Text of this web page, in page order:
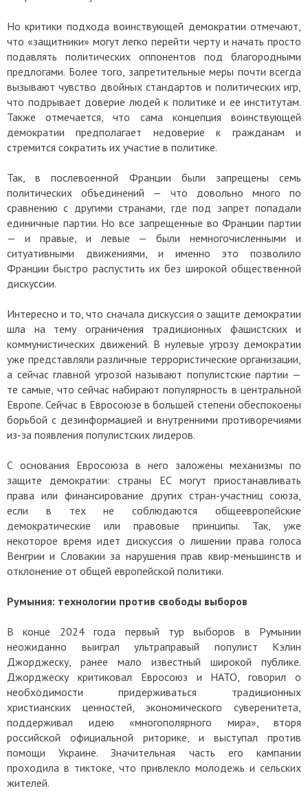
Но критики подхода воинствующей демократии отмечают,
что «защитники» могут легко перейти черту и начать просто
подавлять политических оппонентов под благородными
предлогами. Более того, запретительные меры почти всегда
вызывают чувство двойных стандартов и политических игр,
что подрывает доверие людей к политике и ее институтам.
Также отмечается, что сама концепция воинствующей
демократии предполагает недоверие к гражданам и
стремится сократить их участие в политике.
Так, в послевоенной Франции были запрещены семь
политических объединений — что довольно много по
сравнению с другими странами, где под запрет попадали
единичные партии. Но все запрещенные во Франции партии
— и правые, и левые — были немногочисленными и
ситуативными движениями, и именно это позволило
Франции быстро распустить их без широкой общественной
дискуссии.
Интересно и то, что сначала дискуссия о защите демократии
шла на тему ограничения традиционных фашистских и
коммунистических движений. В нулевые угрозу демократии
уже представляли различные террористические организации,
а сейчас главной угрозой называют популистские партии —
те самые, что сейчас набирают популярность в центральной
Европе. Сейчас в Евросоюзе в большей степени обеспокоены
борьбой с дезинформацией и внутренними противоречиями
из-за появления популистских лидеров.
С основания Евросоюза в него заложены механизмы по
защите демократии: страны ЕС могут приостанавливать
права или финансирование других стран-участниц союза,
если в тех не соблюдаются общеевропейские
демократические или правовые принципы. Так, уже
некоторое время идет дискуссия о лишении права голоса
Венгрии и Словакии за нарушения прав квир-меньшинств и
отклонение от общей европейской политики.
Румыния: технологии против свободы выборов
В конце 2024 года первый тур выборов в Румынии
неожиданно выиграл ультраправый популист Кэлин
Джорджеску, ранее мало известный широкой публике.
Джорджеску критиковал Евросоюз и НАТО, говорил о
необходимости придерживаться традиционных
христианских ценностей, экономического суверенитета,
поддерживал идею «многополярного мира», вторя
российской официальной риторике, и выступал против
помощи Украине. Значительная часть его кампании
проходила в тиктоке, что привлекло молодежь и сельских
жителей.